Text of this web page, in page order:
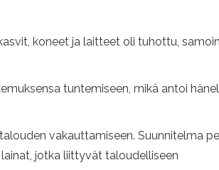
koneet ja laitteet oli tuhottu,
tuntemiseen, mikä antoi
vakauttamiseen. Suunnitelma
jotka liittyvät taloudelliseen